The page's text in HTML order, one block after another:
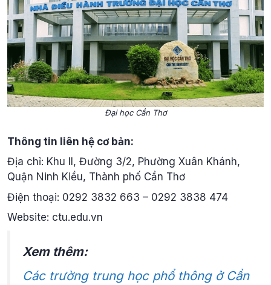
Đại học Cần Thơ
Thông tin liên hệ cơ bản:
Địa chỉ: Khu II, Đường 3/2, Phường Xuân Khánh,
Quận Ninh Kiều, Thành phố Cần Thơ
Điện thoại: 0292 3832 663 – 0292 3838 474
Website: ctu.edu.vn
Xem thêm:
Các trường trung học phổ thông ở Cần